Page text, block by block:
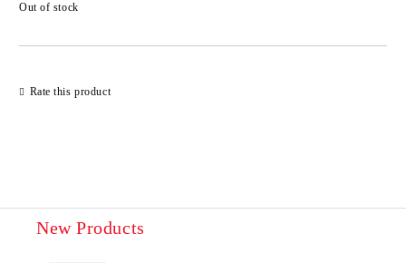
Out of stock
Rate this product
New Products